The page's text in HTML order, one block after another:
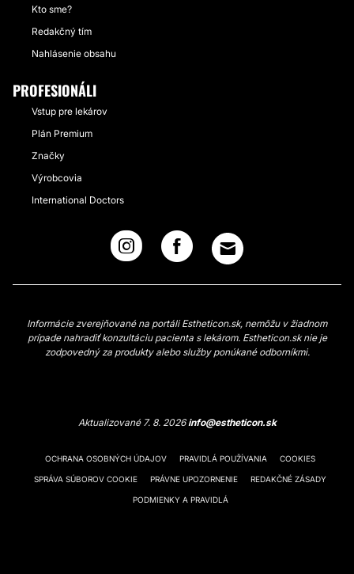
Kto sme?
Redakčný tím
Nahlásenie obsahu
PROFESIONÁLI
Vstup pre lekárov
Plán Premium
Značky
Výrobcovia
International Doctors
Informácie zverejňované na portáli Estheticon.sk, nemôžu v žiadnom
prípade nahradiť konzultáciu pacienta s lekárom. Estheticon.sk nie je
zodpovedný za produkty alebo služby ponúkané odborníkmi.
Aktualizované 7. 8. 2026info@estheticon.sk
OCHRANA OSOBNÝCH ÚDAJOV PRAVIDLÁ POUŽÍVANIA COOKIES
SPRÁVA SÚBOROV COOKIE PRÁVNE UPOZORNENIE REDAKČNÉ ZÁSADY
PODMIENKY A PRAVIDLÁ